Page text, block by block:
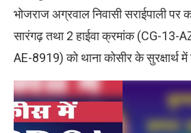
भोजराज अग्रवाल निवासी सराईपाली पर
सारंगढ़ तथा 2 हाईवा क्रमांक (CG-13-
AE-8919) को थाना कोसीर के सुरक्षार्थ में